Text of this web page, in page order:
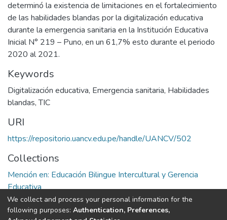
determinó la existencia de limitaciones en el fortalecimiento
de las habilidades blandas por la digitalización educativa
durante la emergencia sanitaria en la Institución Educativa
Inicial N° 219 – Puno, en un 61,7% esto durante el periodo
2020 al 2021.
Keywords
Digitalización educativa, Emergencia sanitaria, Habilidades
blandas,TIC
URI
https://repositorio.uancv.edu.pe/handle/UANCV/502
Collections
Mención en: Educación Bilingue Intercultural y Gerencia
Educativa
Full item page
We collect and process your personal information for the
following purposes: Authentication, Preferences,